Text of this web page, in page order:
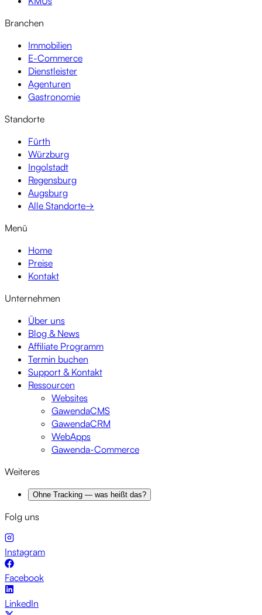
Branchen
Immobilien
E-Commerce
Dienstleister
Agenturen
Gastronomie
Standorte
Fürth
Würzburg
Ingolstadt
Regensburg
Augsburg
Alle Standorte→
Menü
Home
Preise
Kontakt
Unternehmen
Über uns
Blog & News
Affiliate Programm
Termin buchen
Support & Kontakt
Ressourcen
Websites
GawendaCMS
GawendaCRM
WebApps
Gawenda-Commerce
Weiteres
Ohne Tracking — was heißt das?
Folg uns
Instagram
Facebook
LinkedIn